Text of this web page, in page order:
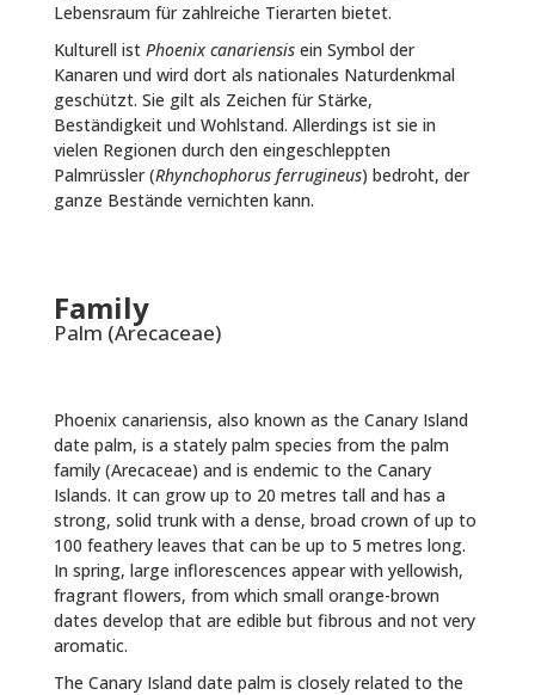
Lebensraum für zahlreiche Tierarten bietet.
Kulturell ist Phoenix canariensisein Symbol der
Kanaren und wird dort als nationales Naturdenkmal
geschützt. Sie gilt als Zeichen für Stärke,
Beständigkeit und Wohlstand. Allerdings ist sie in
vielen Regionen durch den eingeschleppten
Palmrüssler (Rhynchophorus ferrugineus) bedroht, der
ganze Bestände vernichten kann.
Family
Palm (Arecaceae)
Phoenix canariensis, also known as the Canary Island
date palm, is a stately palm species from the palm
family (Arecaceae) and is endemic to the Canary
Islands. It can grow up to 20 metres tall and has a
strong, solid trunk with a dense, broad crown of up to
100 feathery leaves that can be up to 5 metres long.
In spring, large inflorescences appear with yellowish,
fragrant flowers, from which small orange-brown
dates develop that are edible but fibrous and not very
aromatic.
The Canary Island date palm is closely related to the